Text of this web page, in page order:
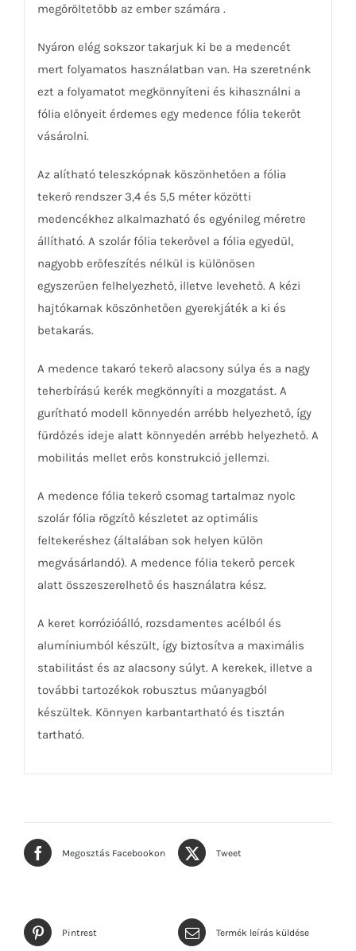
megőröltetőbb az ember számára .
Nyáron elég sokszor takarjuk ki be a medencét
mert folyamatos használatban van. Ha szeretnénk
ezt a folyamatot megkönnyíteni és kihasználni a
fólia előnyeit érdemes egy medence fólia tekerőt
vásárolni.
Az alítható teleszkópnak köszönhetően a fólia
tekerő rendszer 3,4 és 5,5 méter közötti
medencékhez alkalmazható és egyénileg méretre
állítható. A szolár fólia tekerővel a fólia egyedül,
nagyobb erőfeszítés nélkül is különösen
egyszerűen felhelyezhető, illetve levehető. A kézi
hajtókarnak köszönhetően gyerekjáték a ki és
betakarás.
A medence takaró tekerő alacsony súlya és a nagy
teherbírású kerék megkönnyíti a mozgatást. A
gurítható modell könnyedén arrébb helyezhető, így
fürdőzés ideje alatt könnyedén arrébb helyezhető. A
mobilitás mellet erős konstrukció jellemzi.
A medence fólia tekerő csomag tartalmaz nyolc
szolár fólia rögzítő készletet az optimális
feltekeréshez (általában sok helyen külön
megvásárlandó). A medence fólia tekerő percek
alatt összeszerelhető és használatra kész.
A keret korrózióálló, rozsdamentes acélból és
alumíniumból készült, így biztosítva a maximális
stabilitást és az alacsony súlyt. A kerekek, illetve a
további tartozékok robusztus műanyagból
készültek. Könnyen karbantartható és tisztán
tartható.
Megosztás Facebookon Tweet
Pintrest Termék leírás küldése